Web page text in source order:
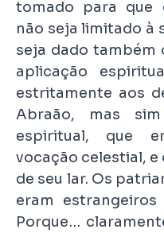
tomado para que
não seja limitado à
seja dado também
aplicação
estritamente aos
Abraão, mas
espiritual, que
vocação celestial,
de seu lar. Os
eram
Porque…